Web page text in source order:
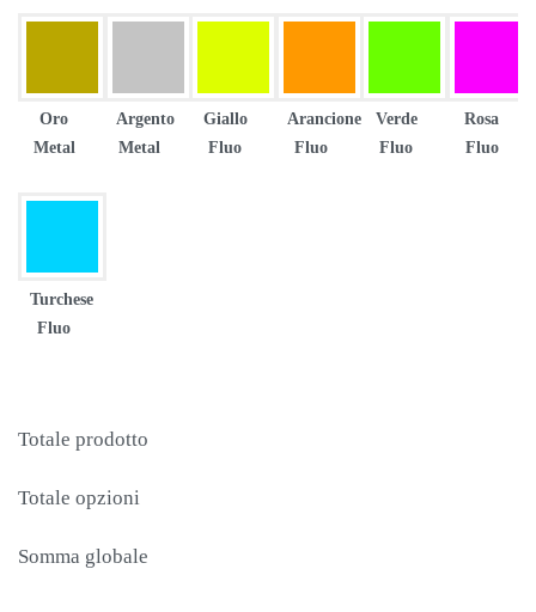
Oro
Metal
Argento
Metal
Giallo
Fluo
Arancione
Fluo
Verde
Fluo
Rosa
Fluo
Turchese
Fluo
Totale prodotto
Totale opzioni
Somma globale